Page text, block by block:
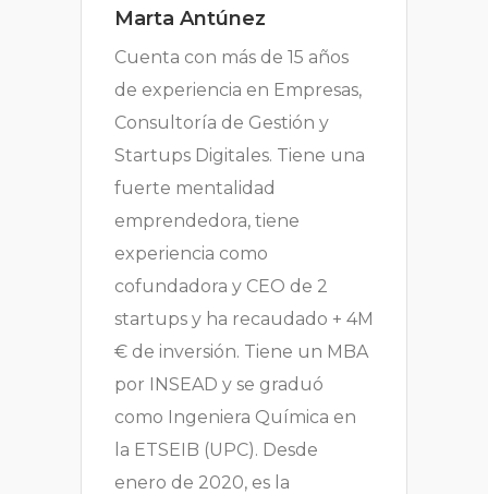
Marta Antúnez
Cuenta con más de 15 años
de experiencia en Empresas,
Consultoría de Gestión y
Startups Digitales. Tiene una
fuerte mentalidad
emprendedora, tiene
experiencia como
cofundadora y CEO de 2
startups y ha recaudado + 4M
€ de inversión. Tiene un MBA
por INSEAD y se graduó
como Ingeniera Química en
la ETSEIB (UPC). Desde
enero de 2020, es la